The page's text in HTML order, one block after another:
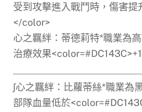
受到攻擊進入戰鬥時，傷害
</color>
心之羈絆：蒂德莉特*職業為高
治療效果
ʃ心之羈絆：比蘿蒂絲*職業為
部隊血量低於